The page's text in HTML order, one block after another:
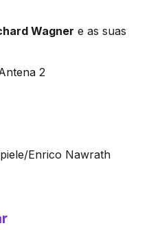
Wagner e as suas
2
Enrico Nawrath